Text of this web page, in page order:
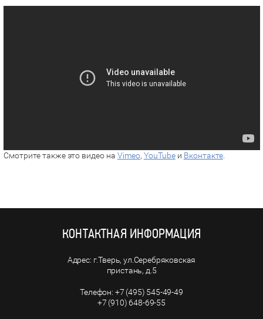
Смотрите также это видео на Vimeo, YouTubeи Вконтакте.
КОНТАКТНАЯ ИНФОРМАЦИЯ
г.Тверь, ул.Серебряковская
пристань, д.5
+7 (495) 545-49-49
+7 (910) 648-69-55